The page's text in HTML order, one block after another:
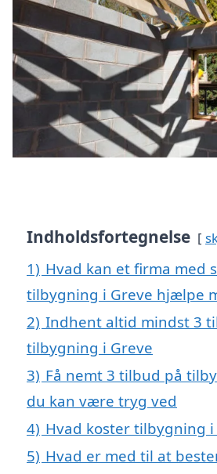
Indholdsfortegnelse
1) Hvad kan et firma med
tilbygning i Greve hjælpe
2) Indhent altid mindst 3
tilbygning i Greve
3) Få nemt 3 tilbud på
du kan være tryg ved
4) Hvad koster tilbygning i
5) Hvad er med til at